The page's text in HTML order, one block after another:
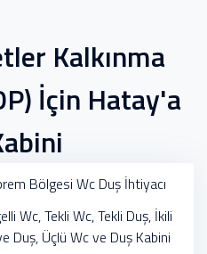
Kalkınma
İçin Hatay'a
Bölgesi Wc Duş İhtiyacı
Wc, Tekli Wc, Tekli Duş, İkili
Duş, Üçlü Wc ve Duş Kabini